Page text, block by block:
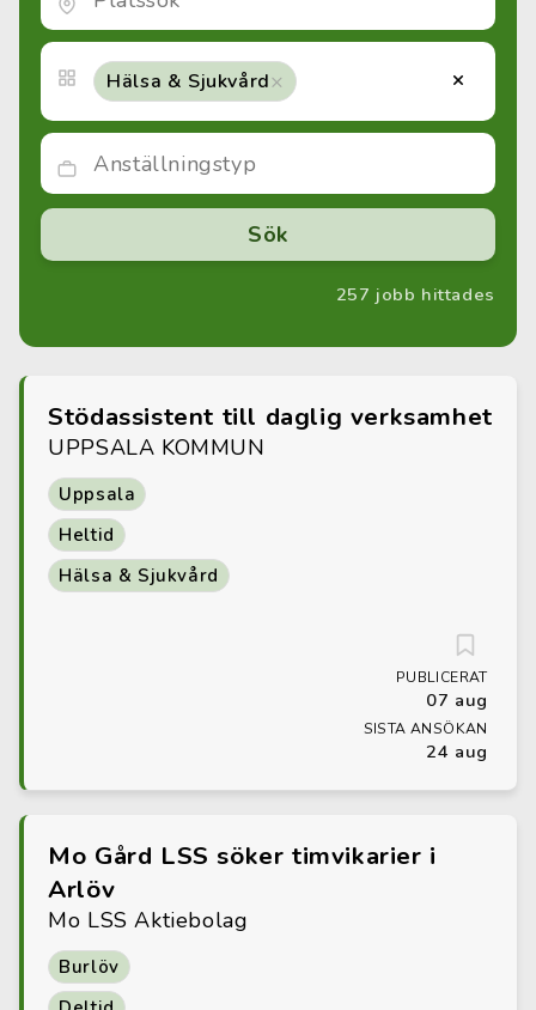
×
×
Hälsa & Sjukvård
257 jobb hittades
Stödassistent till daglig verksamhet
UPPSALA KOMMUN
Uppsala
Heltid
Hälsa & Sjukvård
PUBLICERAT
07 aug
SISTA ANSÖKAN
24 aug
Mo Gård LSS söker timvikarier i
Arlöv
Mo LSS Aktiebolag
Burlöv